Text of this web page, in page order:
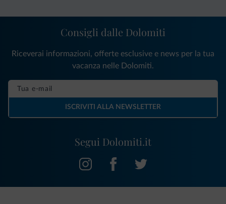
Segui Dolomiti.it
Consigli dalle Dolomiti
Riceverai informazioni, offerte esclusive e news per la tua
vacanza nelle Dolomiti.
ISCRIVITI ALLA NEWSLETTER